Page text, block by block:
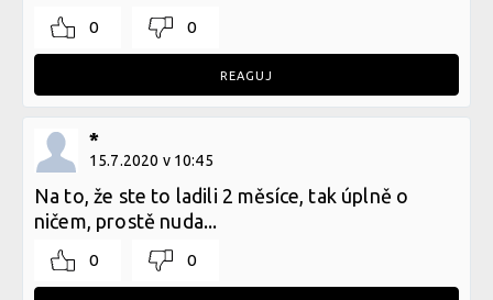
0 0
REAGUJ
*
15.7.2020 v 10:45
Na to, že ste to ladili 2 měsíce, tak úplně o
ničem, prostě nuda...
0 0